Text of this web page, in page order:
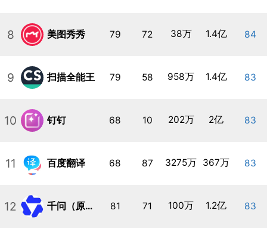
8 美图秀秀 79 72 38万 1.4亿 84
9 扫描全能王 79 58 958万 1.4亿 83
10 钉钉 68 10 202万 2亿 83
11 百度翻译 68 87 3275万 367万 83
12 千问（原通义） 81 71 100万 1.2亿 83